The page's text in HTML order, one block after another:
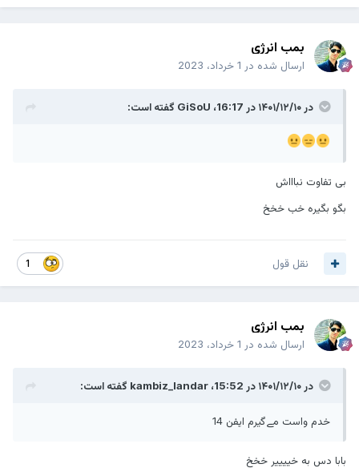
بمب انرژی
ارسال شده در
در ۱۴۰۱/۱۲/۱۰ در 16:17، GiSoUگفته است:
بی تفاوت نباااش
بگو بگیره خب خخخ
نقل قول
بمب انرژی
ارسال شده در
در ۱۴۰۱/۱۲/۱۰ در 15:52، kambiz_landarگفته است:
خدم واست مےگیرم ایفن 14
بابا دس به خییییر خخخ